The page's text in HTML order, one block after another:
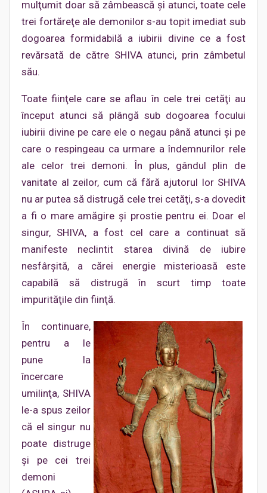
mulţumit doar să zâmbească şi atunci, toate cele
trei fortăreţe ale demonilor s-au topit imediat sub
dogoarea formidabilă a iubirii divine ce a fost
revărsată de către SHIVA atunci, prin zâmbetul
său.
Toate fiinţele care se aflau în cele trei cetăţi au
început atunci să plângă sub dogoarea focului
iubirii divine pe care ele o negau până atunci şi pe
care o respingeau ca urmare a îndemnurilor rele
ale celor trei demoni. În plus, gândul plin de
vanitate al zeilor, cum că fără ajutorul lor SHIVA
nu ar putea să distrugă cele trei cetăţi, s-a dovedit
a fi o mare amăgire şi prostie pentru ei. Doar el
singur, SHIVA, a fost cel care a continuat să
manifeste neclintit starea divină de iubire
nesfârşită, a cărei energie misterioasă este
capabilă să distrugă în scurt timp toate
impurităţile din fiinţă.
În continuare,
pentru a le
pune la
încercare
umilinţa, SHIVA
le-a spus zeilor
că el singur nu
poate distruge
şi pe cei trei
demoni